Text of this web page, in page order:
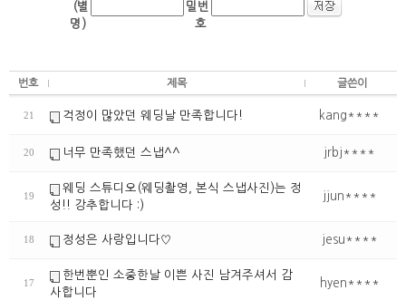
(별
명)
밀번
호
번호 제목 글쓴이
21 걱정이 많았던 웨딩날 만족합니다! kang****
20 너무 만족했던 스냅^^ jrbj****
19
웨딩 스튜디오(웨딩촬영, 본식 스냅사진)는 정
성!! 강추합니다 :)
jjun****
18 정성은 사랑입니다♡ jesu****
17
한번뿐인 소중한날 이쁜 사진 남겨주셔서 감
사합니다
hyen****